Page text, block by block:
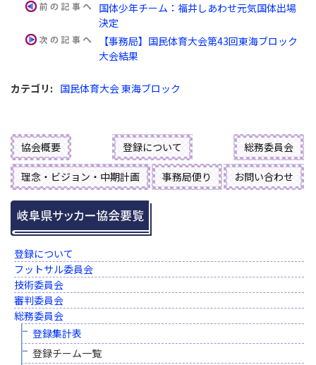
国体少年チーム：福井しあわせ元気国体出場
決定
【事務局】国民体育大会第43回東海ブロック
大会結果
カテゴリ : 国民体育大会 東海ブロック
協会概要 登録について 総務委員会
理念・ビジョン・中期計画 事務局便り お問い合わせ
登録について
フットサル委員会
技術委員会
審判委員会
総務委員会
登録集計表
登録チーム一覧